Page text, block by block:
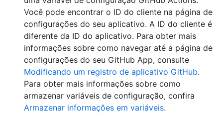
Você pode encontrar o ID do cliente na página de
configurações do seu aplicativo. A ID do cliente é
diferente da ID do aplicativo. Para obter mais
informações sobre como navegar até a página de
configurações do seu GitHub App, consulte
Modificando um registro de aplicativo GitHub.
Para obter mais informações sobre como
armazenar variáveis de configuração, confira
Armazenar informações em variáveis.